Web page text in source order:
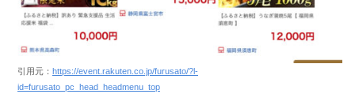
引用元： https://event.rakuten.co.jp/furusato/?l-
id=furusato_pc_head_headmenu_top